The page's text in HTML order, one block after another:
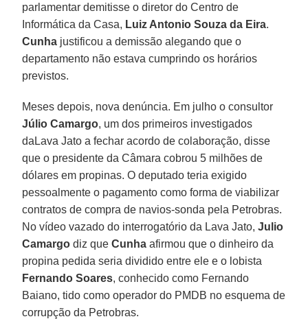
parlamentar demitisse o diretor do Centro de
Informática da Casa, Luiz Antonio Souza da Eira.
Cunha justificou a demissão alegando que o
departamento não estava cumprindo os horários
previstos.
Meses depois, nova denúncia. Em julho o consultor
Júlio Camargo, um dos primeiros investigados
daLava Jato a fechar acordo de colaboração, disse
que o presidente da Câmara cobrou 5 milhões de
dólares em propinas. O deputado teria exigido
pessoalmente o pagamento como forma de viabilizar
contratos de compra de navios-sonda pela Petrobras.
No vídeo vazado do interrogatório da Lava Jato,Julio
Camargo diz queCunha afirmou que o dinheiro da
propina pedida seria dividido entre ele e o lobista
Fernando Soares, conhecido como Fernando
Baiano, tido como operador do PMDB no esquema de
corrupção da Petrobras.